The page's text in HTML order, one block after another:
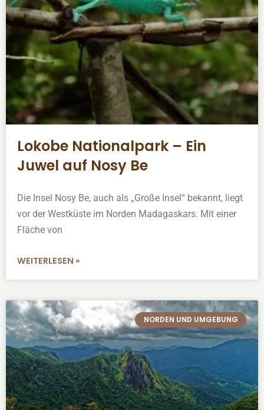
Lokobe Nationalpark – Ein
Juwel auf Nosy Be
Die Insel Nosy Be, auch als „Große Insel“ bekannt, liegt
vor der Westküste im Norden Madagaskars. Mit einer
Fläche von
WEITERLESEN »
NORDEN UND UMGEBUNG